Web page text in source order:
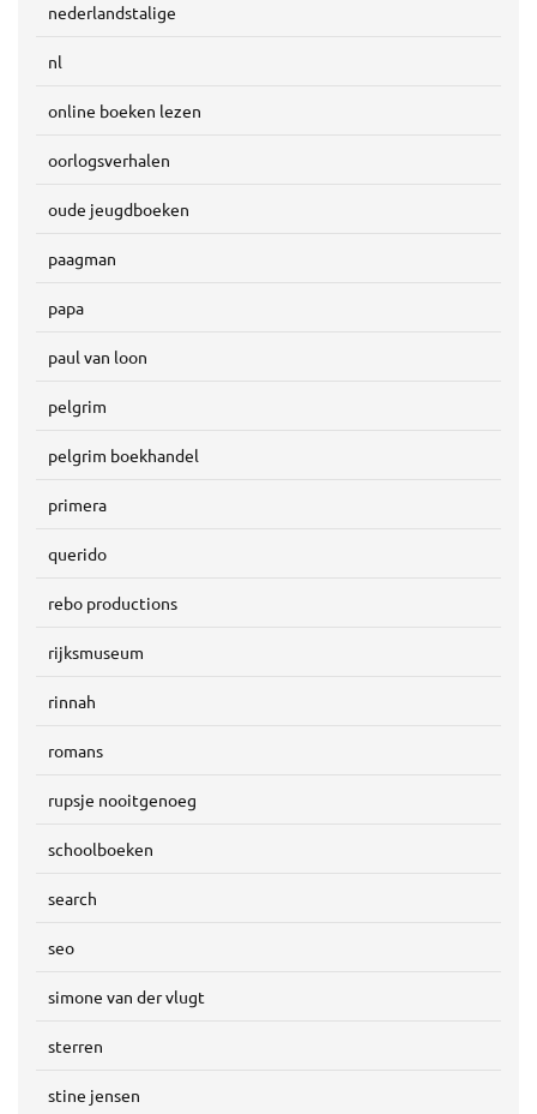
nederlandstalige
nl
online boeken lezen
oorlogsverhalen
oude jeugdboeken
paagman
papa
paul van loon
pelgrim
pelgrim boekhandel
primera
querido
rebo productions
rijksmuseum
rinnah
romans
rupsje nooitgenoeg
schoolboeken
search
seo
simone van der vlugt
sterren
stine jensen